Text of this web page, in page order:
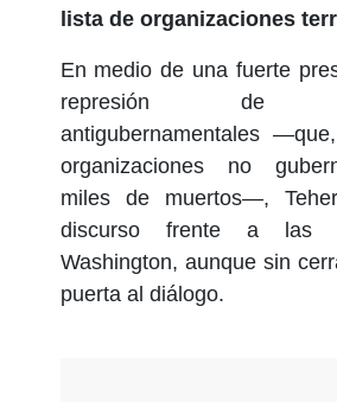
lista de organizaciones
En medio de una fuerte
represión de
antigubernamentales
organizaciones no
miles de muertos—,
discurso frente a las
Washington, aunque sin
puerta al diálogo.